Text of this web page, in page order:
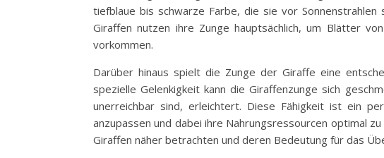
tiefblaue bis schwarze Farbe, die sie vor
Giraffen nutzen ihre Zunge hauptsächlich, um Blätter
vorkommen.
Darüber hinaus spielt die Zunge der Giraffe eine
spezielle Gelenkigkeit kann die Giraffenzunge sich
unerreichbar sind, erleichtert. Diese Fähigkeit ist ein
anzupassen und dabei ihre Nahrungsressourcen optimal
Giraffen näher betrachten und deren Bedeutung für das